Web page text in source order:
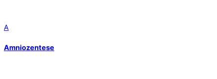
A
Amniozentese